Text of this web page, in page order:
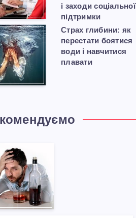
і заходи соціальної
підтримки
Страх глибини: як
перестати боятися
води і навчитися
плавати